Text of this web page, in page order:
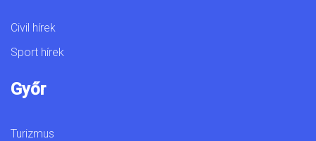
Civil hírek
Sport hírek
Győr
Turizmus